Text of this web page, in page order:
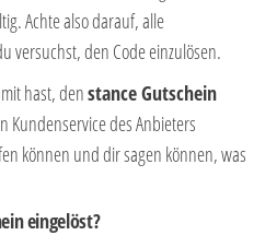
Achte also darauf, alle
versuchst, den Code einzulösen.
hast, denstance Gutschein
Kundenservice des Anbieters
können und dir sagen können, was
eingelöst?